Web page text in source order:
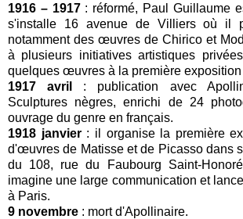
1916 – 1917: réformé, Paul Guillaume
s'installe 16 avenue de Villiers où il
notamment des œuvres de Chirico et
à plusieurs initiatives artistiques
quelques œuvres à la première
1917 avril
: publication avec
Sculptures nègres, enrichi de 24
ouvrage du genre en français.
1918 janvier: il organise la première
d'œuvres de Matisse et de Picasso dans
du 108, rue du Faubourg Saint-
imagine une large communication et
à Paris.
9 novembre : mort d'Apollinaire.